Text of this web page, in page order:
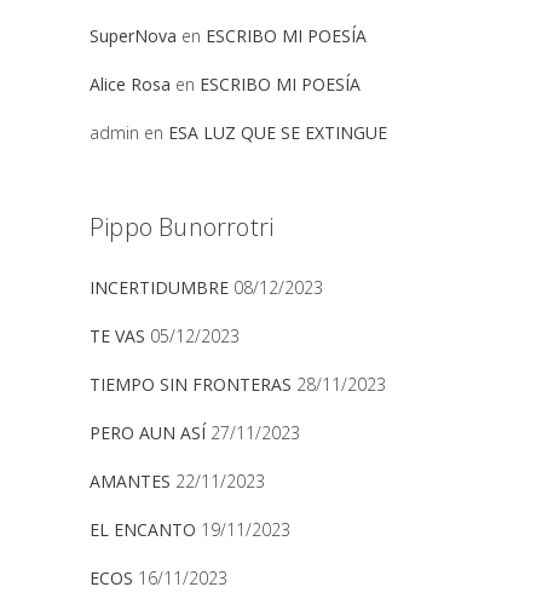
SuperNova en ESCRIBO MI POESÍA
Alice Rosa en ESCRIBO MI POESÍA
admin en ESA LUZ QUE SE EXTINGUE
Pippo Bunorrotri
INCERTIDUMBRE 08/12/2023
TE VAS 05/12/2023
TIEMPO SIN FRONTERAS 28/11/2023
PERO AUN ASÍ 27/11/2023
AMANTES 22/11/2023
EL ENCANTO 19/11/2023
ECOS 16/11/2023